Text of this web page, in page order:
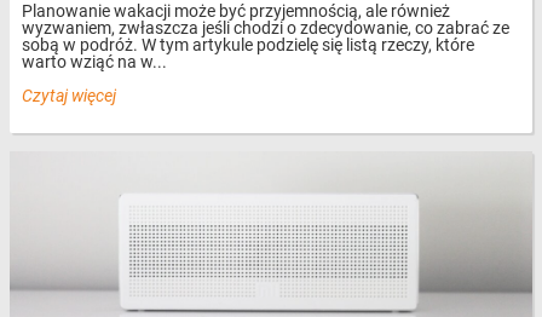
Planowanie wakacji może być przyjemnością, ale również
wyzwaniem, zwłaszcza jeśli chodzi o zdecydowanie, co zabrać ze
sobą w podróż. W tym artykule podzielę się listą rzeczy, które
warto wziąć na w...
Czytaj więcej